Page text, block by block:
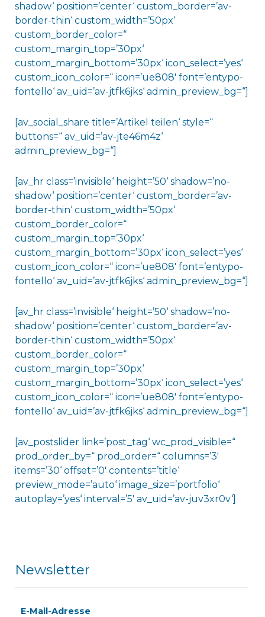
shadow‘ position=’center‘ custom_border=’av-
border-thin‘ custom_width=’50px‘
custom_border_color=“
custom_margin_top=’30px‘
custom_margin_bottom=’30px‘ icon_select=’yes‘
custom_icon_color=“ icon=’ue808′ font=’entypo-
fontello‘ av_uid=’av-jtfk6jks‘ admin_preview_bg=“]
[av_social_share title=’Artikel teilen‘ style=“
buttons=“ av_uid=’av-jte46m4z‘
admin_preview_bg=“]
[av_hr class=’invisible‘ height=’50‘ shadow=’no-
shadow‘ position=’center‘ custom_border=’av-
border-thin‘ custom_width=’50px‘
custom_border_color=“
custom_margin_top=’30px‘
custom_margin_bottom=’30px‘ icon_select=’yes‘
custom_icon_color=“ icon=’ue808′ font=’entypo-
fontello‘ av_uid=’av-jtfk6jks‘ admin_preview_bg=“]
[av_hr class=’invisible‘ height=’50‘ shadow=’no-
shadow‘ position=’center‘ custom_border=’av-
border-thin‘ custom_width=’50px‘
custom_border_color=“
custom_margin_top=’30px‘
custom_margin_bottom=’30px‘ icon_select=’yes‘
custom_icon_color=“ icon=’ue808′ font=’entypo-
fontello‘ av_uid=’av-jtfk6jks‘ admin_preview_bg=“]
[av_postslider link=’post_tag‘ wc_prod_visible=“
prod_order_by=“ prod_order=“ columns=’3′
items=’30‘ offset=’0′ contents=’title‘
preview_mode=’auto‘ image_size=’portfolio‘
autoplay=’yes‘ interval=’5′ av_uid=’av-juv3xr0v‘]
Newsletter
E-Mail-Adresse